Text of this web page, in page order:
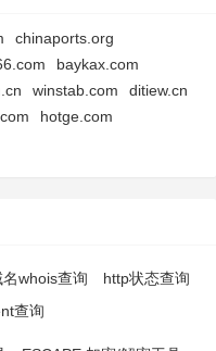
chinaports.org
baykax.com
winstab.com
ditiew.cn
hotge.com
名whois查询
http状态查询
查询